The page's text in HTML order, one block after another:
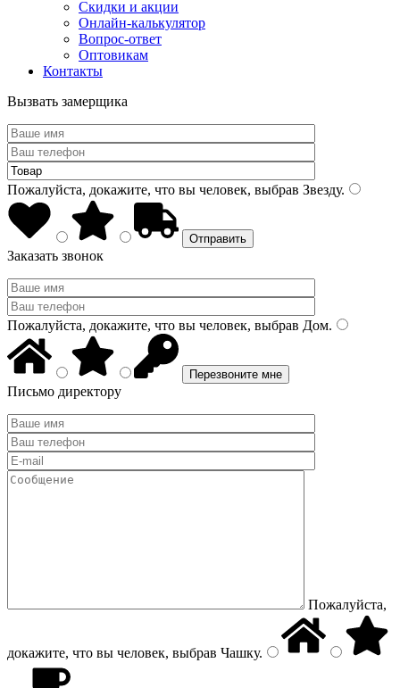
Скидки и акции
Онлайн-калькулятор
Вопрос-ответ
Оптовикам
Контакты
Вызвать замерщика
Пожалуйста, докажите, что вы человек, выбрав Звезду.
Заказать звонок
Пожалуйста, докажите, что вы человек, выбрав Дом.
Письмо директору
Пожалуйста,
докажите, что вы человек, выбрав Чашку.